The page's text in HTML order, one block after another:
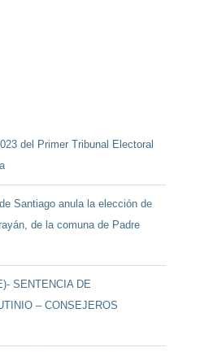
del Primer Tribunal Electoral
Santiago anula la elección de
de la comuna de Padre
SENTENCIA DE
– CONSEJEROS